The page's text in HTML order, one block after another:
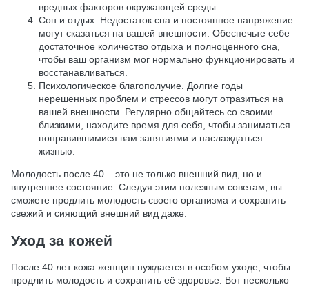
вредных факторов окружающей среды.
Сон и отдых. Недостаток сна и постоянное напряжение
могут сказаться на вашей внешности. Обеспечьте себе
достаточное количество отдыха и полноценного сна,
чтобы ваш организм мог нормально функционировать и
восстанавливаться.
Психологическое благополучие. Долгие годы
нерешенных проблем и стрессов могут отразиться на
вашей внешности. Регулярно общайтесь со своими
близкими, находите время для себя, чтобы заниматься
понравившимися вам занятиями и наслаждаться
жизнью.
Молодость после 40 – это не только внешний вид, но и
внутреннее состояние. Следуя этим полезным советам, вы
сможете продлить молодость своего организма и сохранить
свежий и сияющий внешний вид даже.
Уход за кожей
После 40 лет кожа женщин нуждается в особом уходе, чтобы
продлить молодость и сохранить её здоровье. Вот несколько